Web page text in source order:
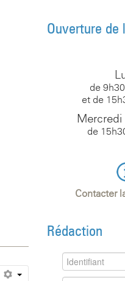
Ouverture de
de
et de
Mercredi
de
Contacter
Rédaction